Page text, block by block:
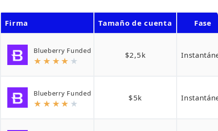
Firma Tamaño de cuenta Fase
Blueberry Funded
★ ★ ★★ ★ $2,5k
Blueberry Funded
★ ★ ★★ ★ $5k